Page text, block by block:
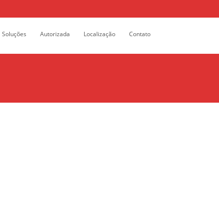
Soluções Autorizada Localização Contato